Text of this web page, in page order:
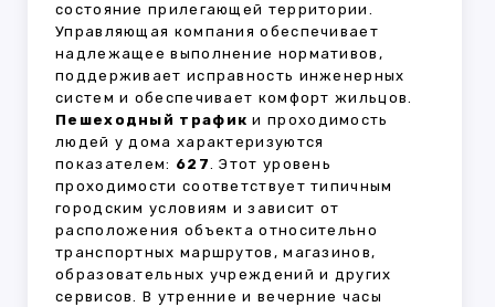
состояние прилегающей территории.
Управляющая компания обеспечивает
надлежащее выполнение нормативов,
поддерживает исправность инженерных
систем и обеспечивает комфорт жильцов.
Пешеходный трафик и проходимость
людей у дома характеризуются
показателем: 627. Этот уровень
проходимости соответствует типичным
городским условиям и зависит от
расположения объекта относительно
транспортных маршрутов, магазинов,
образовательных учреждений и других
сервисов. В утренние и вечерние часы